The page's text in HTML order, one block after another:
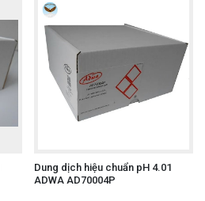
Dung dịch hiệu chuẩn pH 4.01
ADWA AD70004P